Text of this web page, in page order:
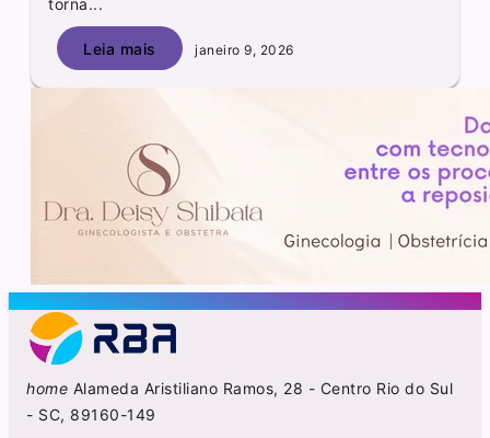
torna...
Leia mais janeiro 9, 2026
home Alameda Aristiliano Ramos, 28 - Centro Rio do Sul
- SC, 89160-149